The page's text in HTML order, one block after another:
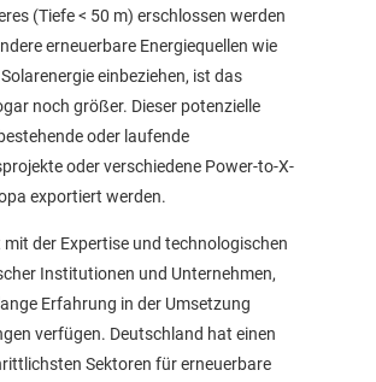
(Tiefe < 50 m) erschlossen werden
erneuerbare Energiequellen wie
einbeziehen, ist das
noch größer. Dieser potenzielle
oder laufende
oder verschiedene Power-to-X-
exportiert werden.
der Expertise und technologischen
Institutionen und Unternehmen,
Erfahrung in der Umsetzung
verfügen. Deutschland hat einen
Sektoren für erneuerbare